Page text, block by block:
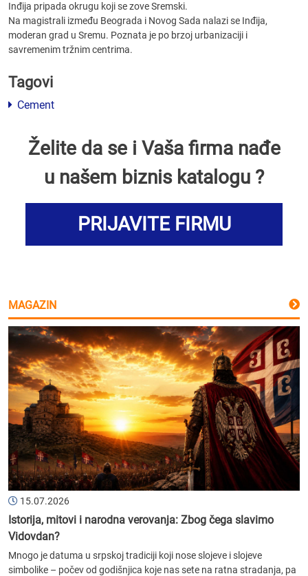
Inđija pripada okrugu koji se zove Sremski.
Na magistrali između Beograda i Novog Sada nalazi se Inđija,
moderan grad u Sremu. Poznata je po brzoj urbanizaciji i
savremenim tržnim centrima.
Tagovi
Cement
Želite da se i Vaša firma nađe
u našem biznis katalogu ?
PRIJAVITE FIRMU
MAGAZIN
15.07.2026
Istorija, mitovi i narodna verovanja: Zbog čega slavimo
Vidovdan?
Mnogo je datuma u srpskoj tradiciji koji nose slojeve i slojeve
simbolike – počev od godišnjica koje nas sete na ratna stradanja, pa